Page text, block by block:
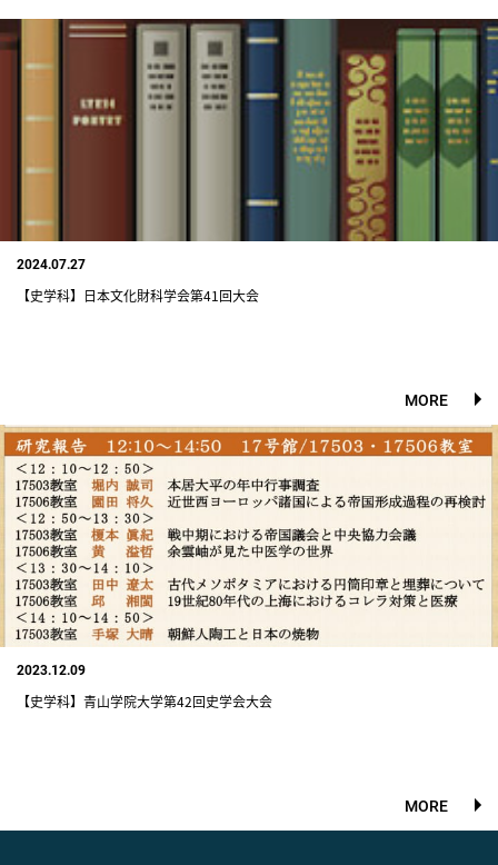
2024.07.27
【史学科】日本文化財科学会第41回大会
MORE
2023.12.09
【史学科】青山学院大学第42回史学会大会
MORE